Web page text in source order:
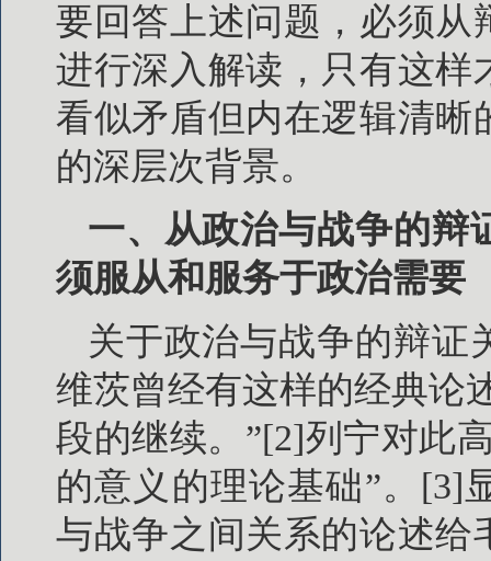
要回答上述问题，必须从
进行深入解读，只有这样
看似矛盾但内在逻辑清晰
的深层次背景。
一、从政治与战争的辩
须服从和服务于政治需要
关于政治与战争的辩证
维茨曾经有这样的经典论
段的继续。”[2]列宁对此
的意义的理论基础”。[3]
与战争之间关系的论述给